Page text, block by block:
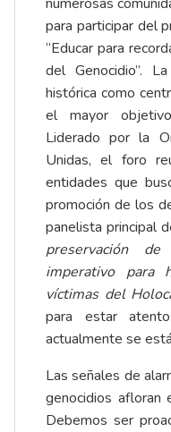
para participar del
“Educar para
del Genocidio”.
histórica como
el mayor
Liderado por la
Unidas, el foro
entidades que
promoción de los
panelista principal
preservación
imperativo para
víctimas del
para estar
actualmente se
Las señales de
genocidios afloran
Debemos ser